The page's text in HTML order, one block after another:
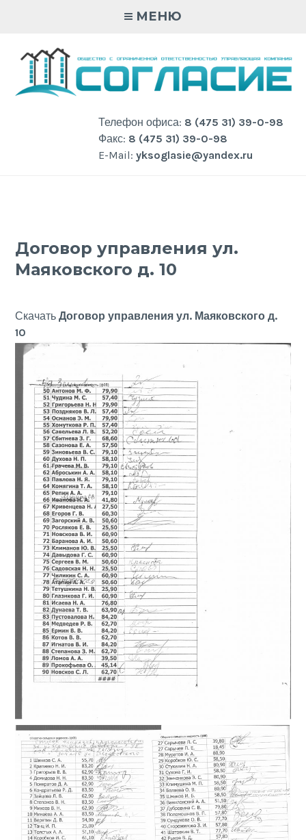
МЕНЮ
Телефон офиса: 8 (475 31) 39-0-98
Факс: 8 (475 31) 39-0-98
E-Mail: yksoglasie@yandex.ru
Договор управления ул.
Маяковского д. 10
СкачатьДоговор управления ул. Маяковского д.
10